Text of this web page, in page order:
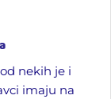
nekih je i
imaju na